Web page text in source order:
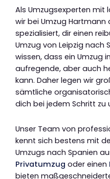
Als Umzugsexperten mit
wir bei Umzug Hartmann
spezialisiert, dir einen
Umzug von Leipzig nach
wissen, dass ein Umzug
aufregende, aber auch
kann. Daher legen wir
sämtliche
dich bei jedem Schritt zu
Unser Team von
kennt sich bestens mit
Umzugs nach Spanien
Privatumzug oder einen
bieten